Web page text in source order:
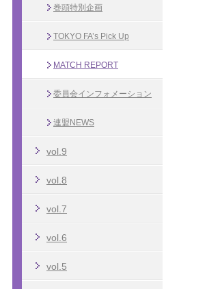
巻頭特別企画
TOKYO FA’s Pick Up
MATCH REPORT
委員会インフォメーション
連盟NEWS
vol.9
vol.8
vol.7
vol.6
vol.5